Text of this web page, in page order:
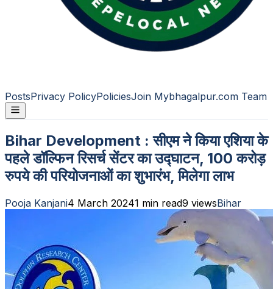
PostsPrivacy PolicyPoliciesJoin Mybhagalpur.com Team
Bihar Development : सीएम ने किया एशिया के
पहले डॉल्फिन रिसर्च सेंटर का उद्घाटन, 100 करोड़
रुपये की परियोजनाओं का शुभारंभ, मिलेगा लाभ
Pooja Kanjani4 March 20241 min read9 viewsBihar